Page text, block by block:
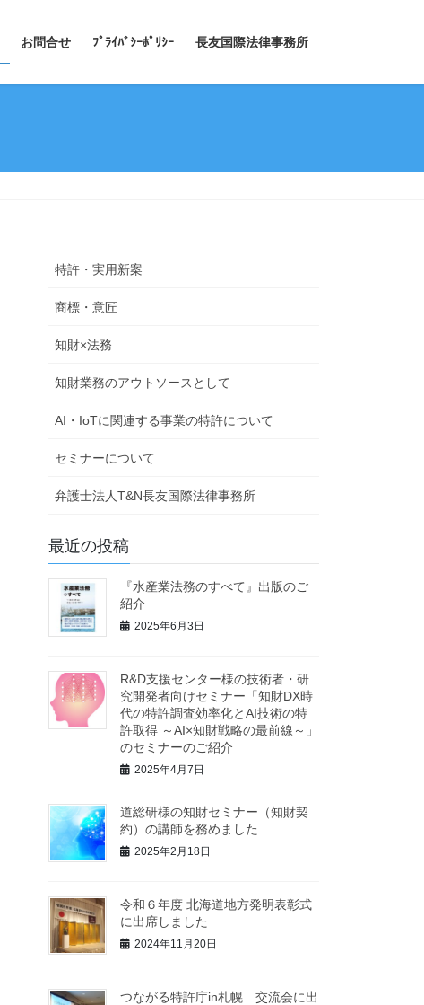
お問合せ ﾌﾟﾗｲﾊﾞｼｰﾎﾟﾘｼｰ 長友国際法律事務所
特許・実用新案
商標・意匠
知財×法務
知財業務のアウトソースとして
AI・IoTに関連する事業の特許について
セミナーについて
弁護士法人T&N長友国際法律事務所
最近の投稿
『水産業法務のすべて』出版のご
紹介
2025年6月3日
R&D支援センター様の技術者・研
究開発者向けセミナー「知財DX時
代の特許調査効率化とAI技術の特
許取得 ～AI×知財戦略の最前線～」
のセミナーのご紹介
2025年4月7日
道総研様の知財セミナー（知財契
約）の講師を務めました
2025年2月18日
令和６年度 北海道地方発明表彰式
に出席しました
2024年11月20日
つながる特許庁in札幌 交流会に出